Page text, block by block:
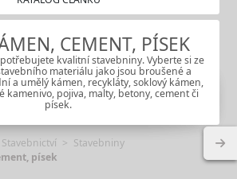
CEMENT, PÍSEK
kvalitní stavebniny. Vyberte si ze
materiálu jako jsou broušené a
a umělý kámen, recykláty, soklový kámen,
kamenivo, pojiva, malty, betony, cement či
písek.
Stavebnictví
Stavebniny
písek